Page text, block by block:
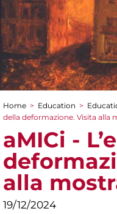
You are here
Home > Education >
della deformazione. Visita alla
aMICi -
alla
19/12/2024